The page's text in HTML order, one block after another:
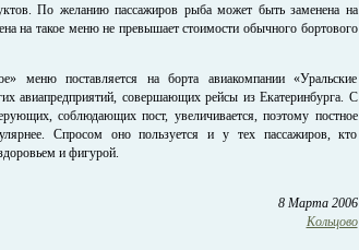
По желанию пассажиров рыба может быть заменена на
на такое меню не превышает стоимости обычного бортового
меню поставляется на борта авиакомпании «Уральские
авиапредприятий, совершающих рейсы из Екатеринбурга. С
соблюдающих пост, увеличивается, поэтому постное
Спросом оно пользуется и у тех пассажиров, кто
и фигурой.
8 Марта 2006
Кольцово